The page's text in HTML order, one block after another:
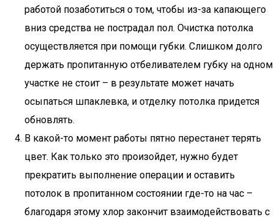
работой позаботиться о том, чтобы из-за капающего
вниз средства не пострадал пол. Очистка потолка
осуществляется при помощи губки. Слишком долго
держать пропитанную отбеливателем губку на одном
участке не стоит – в результате может начать
осыпаться шпаклевка, и отделку потолка придется
обновлять.
В какой-то момент работы пятно перестанет терять
цвет. Как только это произойдет, нужно будет
прекратить выполнение операции и оставить
потолок в пропитанном состоянии где-то на час –
благодаря этому хлор закончит взаимодействовать с